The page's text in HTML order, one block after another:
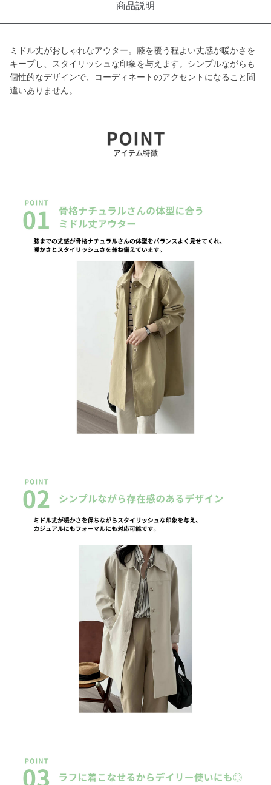
商品説明
ミドル丈がおしゃれなアウター。膝を覆う程よい丈感が暖かさを
キープし、スタイリッシュな印象を与えます。シンプルながらも
個性的なデザインで、コーディネートのアクセントになること間
違いありません。